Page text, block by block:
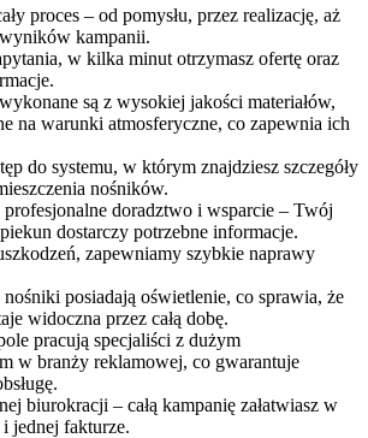
proces – od pomysłu, przez realizację, aż
kampanii.
w kilka minut otrzymasz ofertę oraz
są z wysokiej jakości materiałów,
na warunki atmosferyczne, co zapewnia ich
do systemu, w którym znajdziesz szczegóły
nośników.
doradztwo i wsparcie – Twój
dostarczy potrzebne informacje.
zapewniamy szybkie naprawy
posiadają oświetlenie, co sprawia, że
widoczna przez całą dobę.
pracują specjaliści z dużym
w branży reklamowej, co gwarantuje
biurokracji – całą kampanię załatwiasz w
jednej fakturze.